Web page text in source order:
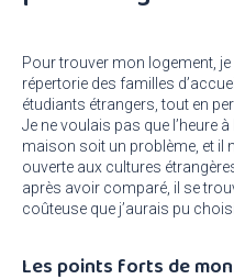
Pour trouver mon logement,
répertorie des familles
étudiants étrangers, tout en
Je ne voulais pas que l’heure
maison soit un problème, et il
ouverte aux cultures
après avoir comparé, il se
coûteuse que j’aurais pu
Les points forts de